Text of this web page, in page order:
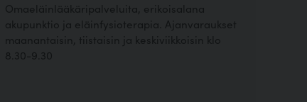
Omaeläinlääkäripalveluita, erikoisalana
akupunktio ja eläinfysioterapia. Ajanvaraukset
maanantaisin, tiistaisin ja keskiviikkoisin klo
8.30-9.30